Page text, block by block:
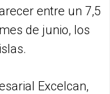
entre un 7,5
de junio, los
Excelcan,